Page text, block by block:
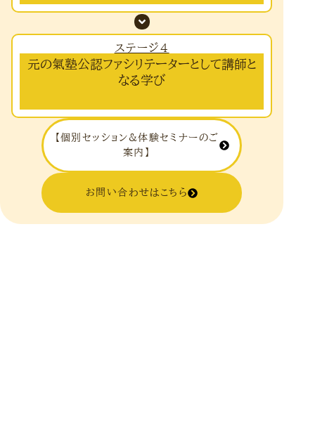
ステージ4
元の氣塾公認ファシリテーターとして講師と
なる学び
【個別セッション&体験セミナーのご
案内】
お問い合わせはこちら